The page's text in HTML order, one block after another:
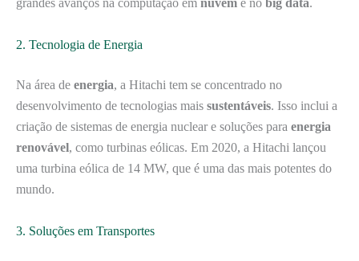
grandes avanços na computação em nuvem e no big data.
2. Tecnologia de Energia
Na área de energia, a Hitachi tem se concentrado no
desenvolvimento de tecnologias mais sustentáveis. Isso inclui a
criação de sistemas de energia nuclear e soluções para energia
renovável, como turbinas eólicas. Em 2020, a Hitachi lançou
uma turbina eólica de 14 MW, que é uma das mais potentes do
mundo.
3. Soluções em Transportes